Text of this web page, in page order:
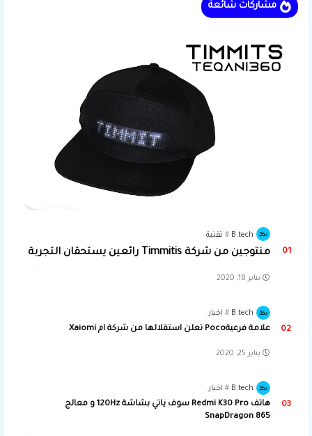
مشاركات شائعة
B.tech تقنية
منتوجين من شركة Timmitis رائعين يستحقان التجربة
يناير 18, 2020
B.tech اخبار
علامة فرعيةPoco تعلن استقلالها من شركة ام Xaiomi
يناير 25, 2020
B.tech اخبار
هاتف Redmi K30 Pro سوف ياتي بشاشة 120Hz و معالج
SnapDragon 865